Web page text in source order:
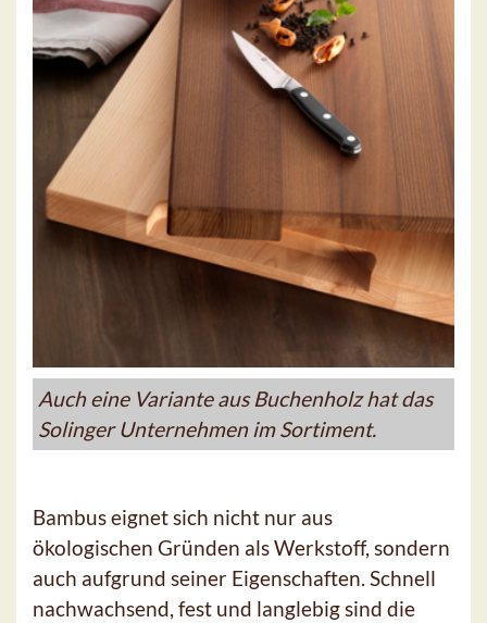
Auch eine Variante aus Buchenholz hat das
Solinger Unternehmen im Sortiment.
Bambus eignet sich nicht nur aus
ökologischen Gründen als Werkstoff, sondern
auch aufgrund seiner Eigenschaften. Schnell
nachwachsend, fest und langlebig sind die